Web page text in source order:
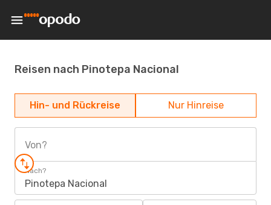
Reisen nach Pinotepa Nacional
Hin- und Rückreise Nur Hinreise
Von?
Nach?
Pinotepa Nacional